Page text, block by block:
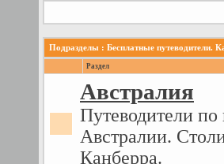
Подразделы : Бесплатные путеводители.
Раздел
Австралия
Путеводители по
Австралии.
Канберра.